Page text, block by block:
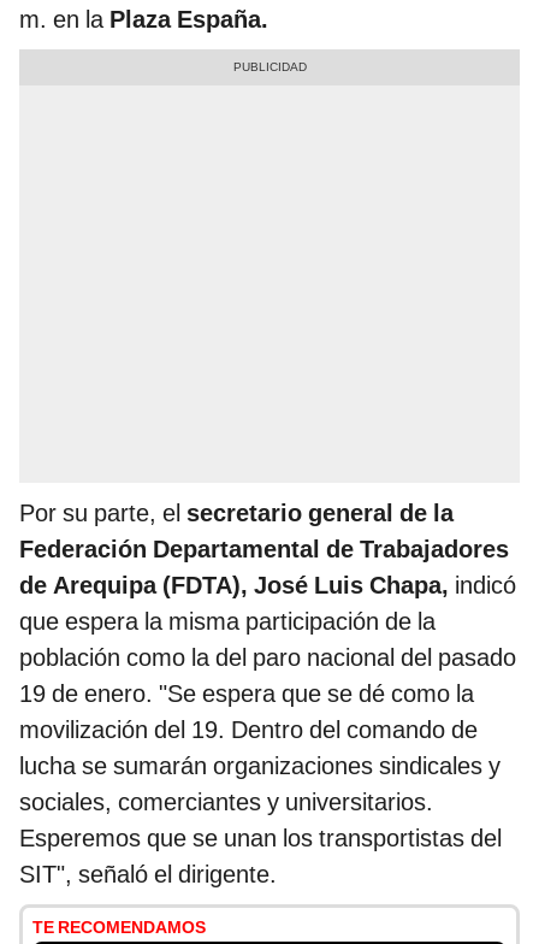
m. en la Plaza España.
Por su parte, el secretario general de la
Federación Departamental de Trabajadores
de Arequipa (FDTA), José Luis Chapa, indicó
que espera la misma participación de la
población como la del paro nacional del pasado
19 de enero. "Se espera que se dé como la
movilización del 19. Dentro del comando de
lucha se sumarán organizaciones sindicales y
sociales, comerciantes y universitarios.
Esperemos que se unan los transportistas del
SIT", señaló el dirigente.
TE RECOMENDAMOS